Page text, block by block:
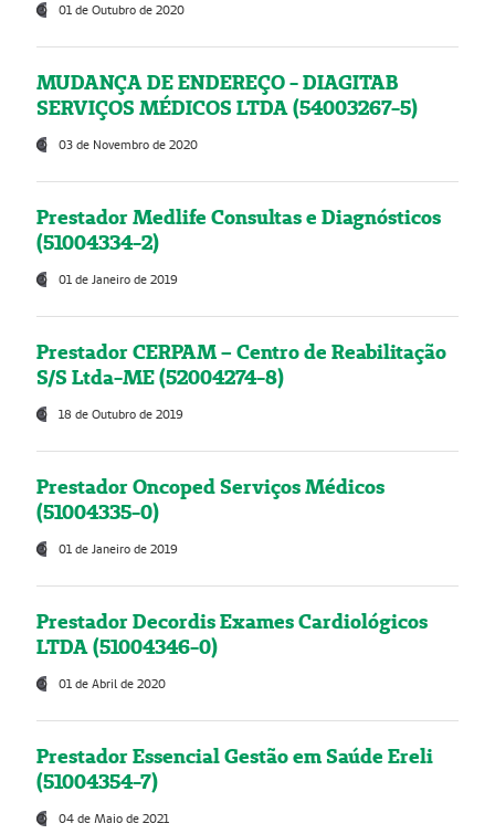
01 de Outubro de 2020
MUDANÇA DE ENDEREÇO - DIAGITAB
SERVIÇOS MÉDICOS LTDA (54003267-5)
03 de Novembro de 2020
Prestador Medlife Consultas e Diagnósticos
(51004334-2)
01 de Janeiro de 2019
Prestador CERPAM – Centro de Reabilitação
S/S Ltda-ME (52004274-8)
18 de Outubro de 2019
Prestador Oncoped Serviços Médicos
(51004335-0)
01 de Janeiro de 2019
Prestador Decordis Exames Cardiológicos
LTDA (51004346-0)
01 de Abril de 2020
Prestador Essencial Gestão em Saúde Ereli
(51004354-7)
04 de Maio de 2021